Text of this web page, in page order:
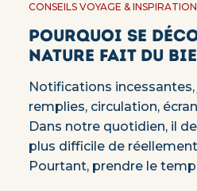
CONSEILS VOYAGE & INSPIRATION
Pourquoi se
nature fait du
Notifications
remplies, circulation,
Dans notre quotidien, il
plus difficile de
Pourtant, prendre le